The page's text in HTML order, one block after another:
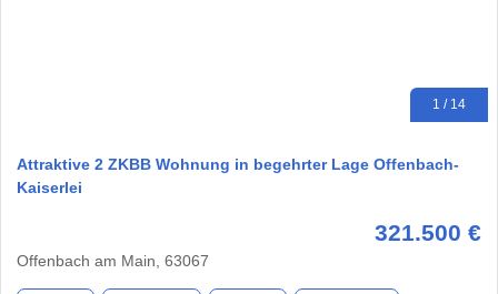
1 / 14
Attraktive 2 ZKBB Wohnung in begehrter Lage Offenbach-
Kaiserlei
321.500 €
Offenbach am Main, 63067